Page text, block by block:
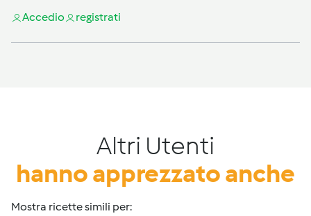
Accedio registrati
Altri Utenti
hanno apprezzato anche
Mostra ricette simili per: